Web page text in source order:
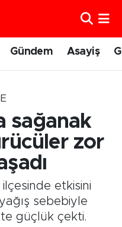
Gündem Asayiş
sağanak
zor
ilçesinde etkisini
sebebiyle
güçlük çekti.
Haritası
ve Fikstür